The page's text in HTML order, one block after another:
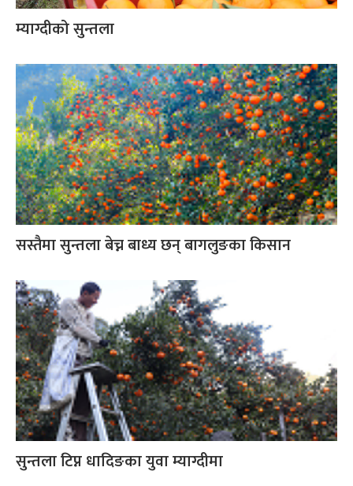
म्याग्दीको सुन्तला
सस्तैमा सुन्तला बेच्न बाध्य छन् बागलुङका किसान
सुन्तला टिप्न धादिङका युवा म्याग्दीमा